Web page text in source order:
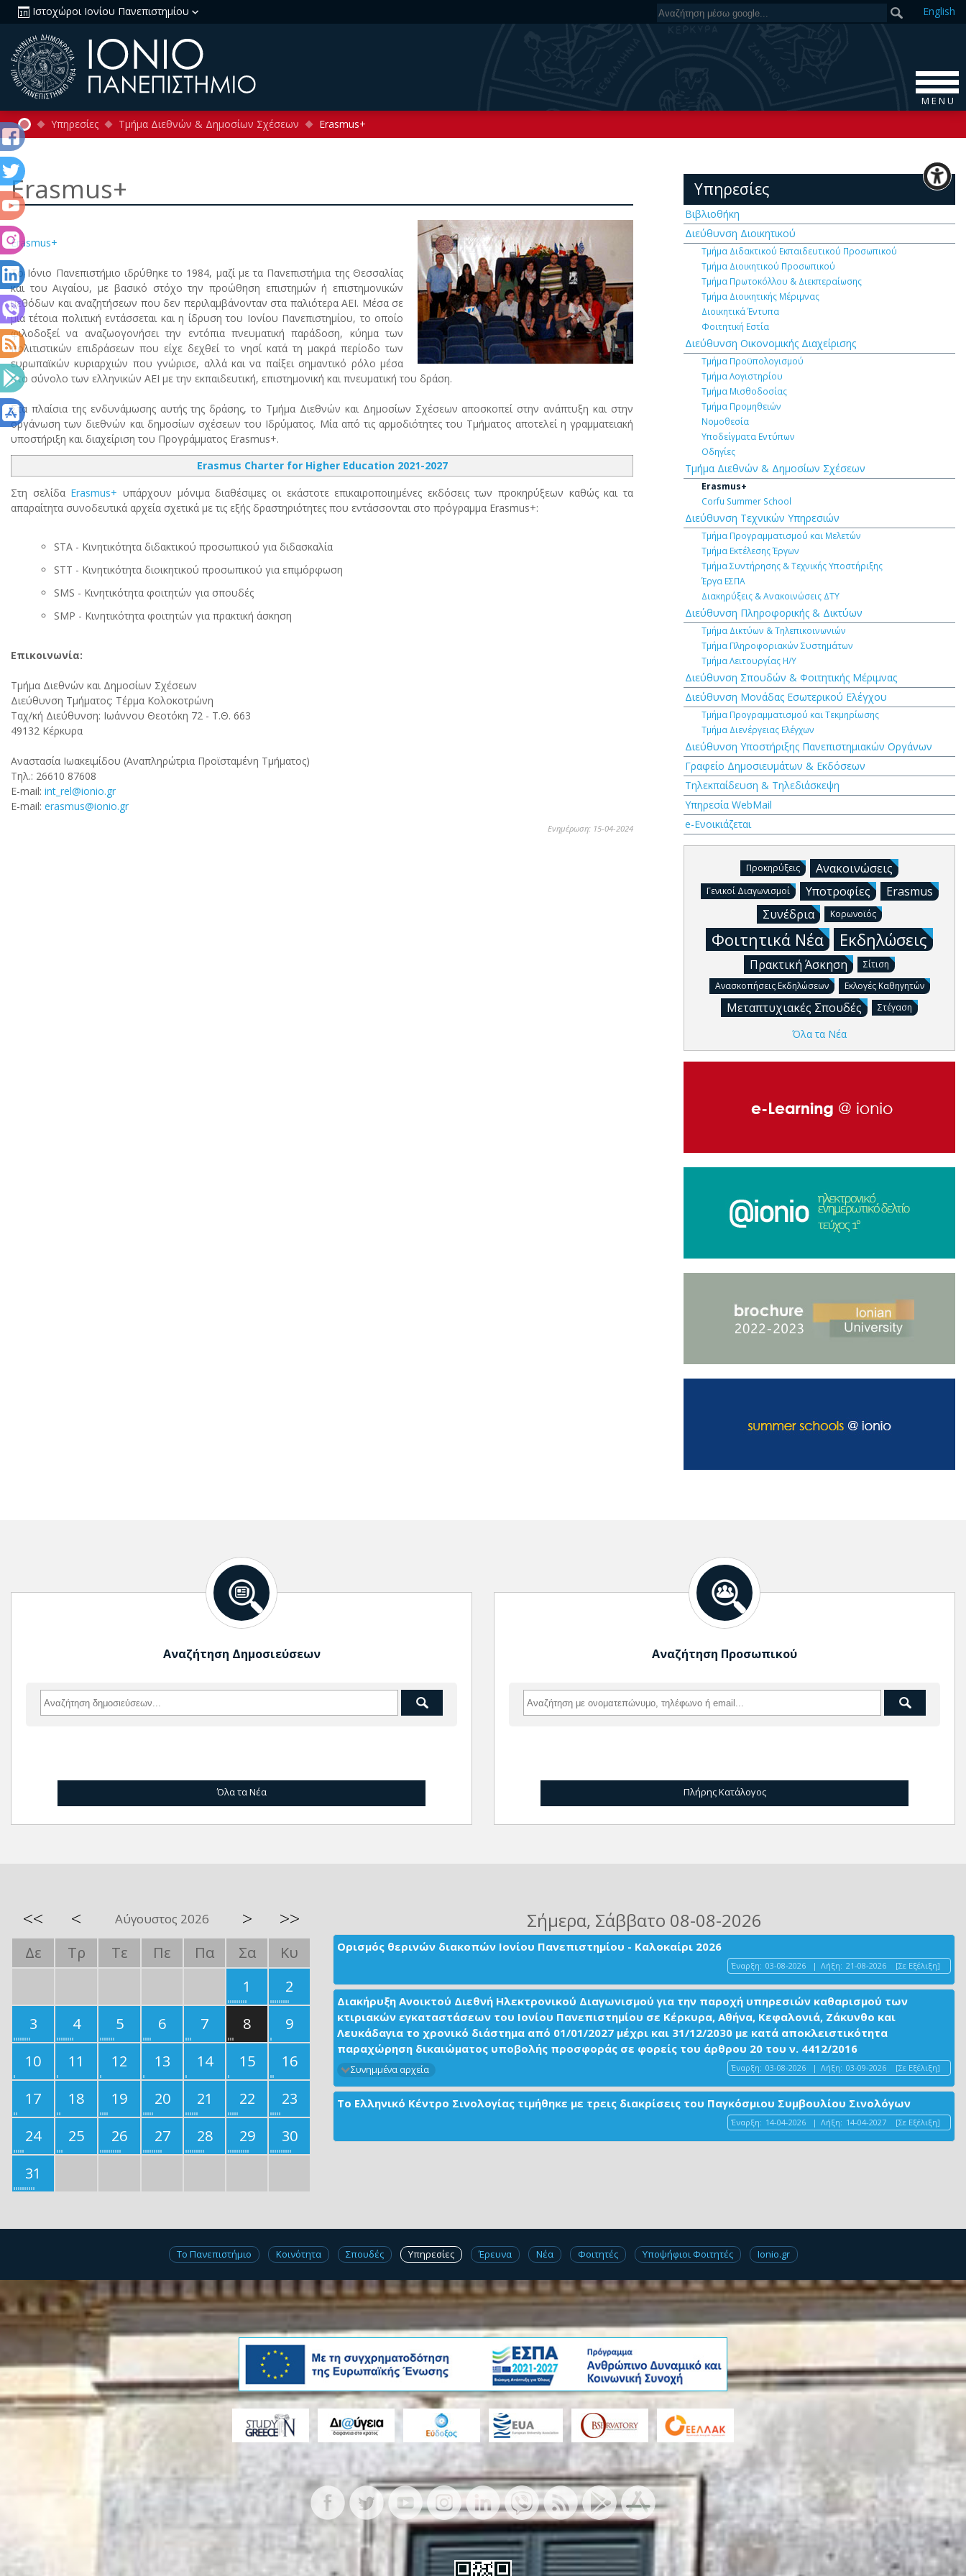
Ιστοχώροι Ιονίου Πανεπιστημίου English
M E N U
Υπηρεσίες Τμήμα Διεθνών & Δημοσίων Σχέσεων Erasmus+
Erasmus+
Erasmus+
Tο Iόνιο Πανεπιστήμιο ιδρύθηκε το 1984, μαζί με τα Πανεπιστήμια της Θεσσαλίας
και του Aιγαίου, με βασικό στόχο την προώθηση επιστημών ή επιστημονικών
μεθόδων και αναζητήσεων που δεν περιλαμβάνονταν στα παλιότερα AEI. Mέσα σε
μία τέτοια πολιτική εντάσσεται και η ίδρυση του Iονίου Πανεπιστημίου, το οποίο
φιλοδοξεί να αναζωογονήσει την εντόπια πνευματική παράδοση, κύημα των
πολιτιστικών επιδράσεων που είχε δεχθεί το νησί κατά τη μακρά περίοδο των
ευρωπαϊκών κυριαρχιών που γνώρισε, αλλά και να παίξει σημαντικό ρόλο μέσα
στο σύνολο των ελληνικών ΑΕΙ με την εκπαιδευτική, επιστημονική και πνευματική του δράση.
Στα πλαίσια της ενδυνάμωσης αυτής της δράσης, το Τμήμα Διεθνών και Δημοσίων Σχέσεων αποσκοπεί στην ανάπτυξη και στην
οργάνωση των διεθνών και δημοσίων σχέσεων του Ιδρύματος. Μία από τις αρμοδιότητες του Τμήματος αποτελεί η γραμματειακή
υποστήριξη και διαχείριση του Προγράμματος Erasmus+.
Erasmus Charter for Higher Education 2021-2027
Στη σελίδα Erasmus+ υπάρχουν μόνιμα διαθέσιμες οι εκάστοτε επικαιροποιημένες εκδόσεις των προκηρύξεων καθώς και τα
απαραίτητα συνοδευτικά αρχεία σχετικά με τις εξής δραστηριότητες που εντάσσονται στο πρόγραμμα Erasmus+:
SΤΑ - Κινητικότητα διδακτικού προσωπικού για διδασκαλία
STT - Κινητικότητα διοικητικού προσωπικού για επιμόρφωση
SMS - Kινητικότητα φοιτητών για σπουδές
SMP - Κινητικότητα φοιτητών για πρακτική άσκηση
Επικοινωνία:
Τμήμα Διεθνών και Δημοσίων Σχέσεων
Διεύθυνση Τμήματος: Tέρμα Κολοκοτρώνη
Ταχ/κή Διεύθυνση: Ιωάννου Θεοτόκη 72 - Τ.Θ. 663
49132 Κέρκυρα
Αναστασία Ιωακειμίδου (Αναπληρώτρια Προϊσταμένη Τμήματος)
Τηλ.: 26610 87608
Ε-mail: int_rel@ionio.gr
E-mail: erasmus@ionio.gr
Ενημέρωση: 15-04-2024
Υπηρεσίες
Βιβλιοθήκη
Διεύθυνση Διοικητικού
Τμήμα Διδακτικού Εκπαιδευτικού Προσωπικού
Τμήμα Διοικητικού Προσωπικού
Τμήμα Πρωτοκόλλου & Διεκπεραίωσης
Τμήμα Διοικητικής Μέριμνας
Διοικητικά Έντυπα
Φοιτητική Εστία
Διεύθυνση Οικονομικής Διαχείρισης
Τμήμα Προϋπολογισμού
Τμήμα Λογιστηρίου
Τμήμα Μισθοδοσίας
Τμήμα Προμηθειών
Νομοθεσία
Υποδείγματα Εντύπων
Οδηγίες
Τμήμα Διεθνών & Δημοσίων Σχέσεων
Erasmus+
Corfu Summer School
Διεύθυνση Τεχνικών Υπηρεσιών
Τμήμα Προγραμματισμού και Μελετών
Τμήμα Εκτέλεσης Έργων
Τμήμα Συντήρησης & Τεχνικής Υποστήριξης
Έργα ΕΣΠΑ
Διακηρύξεις & Ανακοινώσεις ΔΤΥ
Διεύθυνση Πληροφορικής & Δικτύων
Τμήμα Δικτύων & Τηλεπικοινωνιών
Τμήμα Πληροφοριακών Συστημάτων
Τμήμα Λειτουργίας Η/Υ
Διεύθυνση Σπουδών & Φοιτητικής Μέριμνας
Διεύθυνση Μονάδας Εσωτερικού Ελέγχου
Τμήμα Προγραμματισμού και Τεκμηρίωσης
Τμήμα Διενέργειας Ελέγχων
Διεύθυνση Υποστήριξης Πανεπιστημιακών Οργάνων
Γραφείο Δημοσιευμάτων & Εκδόσεων
Τηλεκπαίδευση & Τηλεδιάσκεψη
Υπηρεσία WebMail
e-Ενοικιάζεται
Προκηρύξεις Ανακοινώσεις
Γενικοί Διαγωνισμοί Υποτροφίες
Erasmus
Συνέδρια
Κορωνοϊός
Φοιτητικά Νέα Εκδηλώσεις
Πρακτική Άσκηση
Σίτιση
Ανασκοπήσεις Εκδηλώσεων
Εκλογές Καθηγητών
Μεταπτυχιακές Σπουδές Στέγαση
Όλα τα Νέα
Αναζήτηση Δημοσιεύσεων
Όλα τα Νέα
Αναζήτηση Προσωπικού
Πλήρης Κατάλογος
<< < Αύγουστος 2026 > >>
Δε Τρ Τε Πε Πα Σα
Κυ
1
2
3
4 5 6 7 8
9
10
11 12 13 14 15
16
17
18 19 20 21 22
23
24
25 26 27 28 29
30
31
Σήμερα, Σάββατο 08-08-2026
Ορισμός θερινών διακοπών Ιονίου Πανεπιστημίου - Καλοκαίρι 2026
Έναρξη: 03-08-2026 | Λήξη: 21-08-2026 [Σε Εξέλιξη]
Διακήρυξη Ανοικτού Διεθνή Ηλεκτρονικού Διαγωνισμού για την παροχή υπηρεσιών καθαρισμού των
κτιριακών εγκαταστάσεων του Ιονίου Πανεπιστημίου σε Κέρκυρα, Αθήνα, Κεφαλονιά, Ζάκυνθο και
Λευκάδαγια το χρονικό διάστημα από 01/01/2027 μέχρι και 31/12/2030 με κατά αποκλειστικότητα
παραχώρηση δικαιώματος υποβολής προσφοράς σε φορείς του άρθρου 20 του ν. 4412/2016
Έναρξη: 03-08-2026 | Λήξη: 03-09-2026 [Σε Εξέλιξη]
Συνημμένα αρχεία
Το Ελληνικό Κέντρο Σινολογίας τιμήθηκε με τρεις διακρίσεις του Παγκόσμιου Συμβουλίου Σινολόγων
Έναρξη: 14-04-2026 | Λήξη: 14-04-2027 [Σε Εξέλιξη]
Το Πανεπιστήμιο Κοινότητα Σπουδές Υπηρεσίες Έρευνα Νέα Φοιτητές Υποψήφιοι Φοιτητές Ionio.gr